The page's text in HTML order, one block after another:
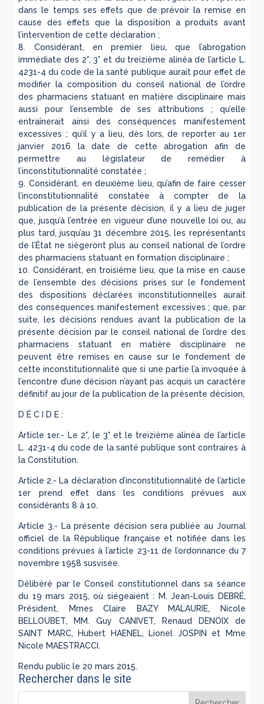
dans le temps ses effets que de prévoir la remise en
cause des effets que la disposition a produits avant
l’intervention de cette déclaration ;
8. Considérant, en premier lieu, que l’abrogation
immédiate des 2°, 3° et du treizième alinéa de l’article L.
4231-4 du code de la santé publique aurait pour effet de
modifier la composition du conseil national de l’ordre
des pharmaciens statuant en matière disciplinaire mais
aussi pour l’ensemble de ses attributions ; qu’elle
entraînerait ainsi des conséquences manifestement
excessives ; qu’il y a lieu, dès lors, de reporter au 1er
janvier 2016 la date de cette abrogation afin de
permettre au législateur de remédier à
l’inconstitutionnalité constatée ;
9. Considérant, en deuxième lieu, qu’afin de faire cesser
l’inconstitutionnalité constatée à compter de la
publication de la présente décision, il y a lieu de juger
que, jusqu’à l’entrée en vigueur d’une nouvelle loi ou, au
plus tard, jusqu’au 31 décembre 2015, les représentants
de l’État ne siègeront plus au conseil national de l’ordre
des pharmaciens statuant en formation disciplinaire ;
10. Considérant, en troisième lieu, que la mise en cause
de l’ensemble des décisions prises sur le fondement
des dispositions déclarées inconstitutionnelles aurait
des conséquences manifestement excessives ; que, par
suite, les décisions rendues avant la publication de la
présente décision par le conseil national de l’ordre des
pharmaciens statuant en matière disciplinaire ne
peuvent être remises en cause sur le fondement de
cette inconstitutionnalité que si une partie l’a invoquée à
l’encontre d’une décision n’ayant pas acquis un caractère
définitif au jour de la publication de la présente décision,
D É C I D E :
Article 1er.- Le 2°, le 3° et le treizième alinéa de l’article
L. 4231-4 du code de la santé publique sont contraires à
la Constitution.
Article 2.- La déclaration d’inconstitutionnalité de l’article
1er prend effet dans les conditions prévues aux
considérants 8 à 10.
Article 3.- La présente décision sera publiée au Journal
officiel de la République française et notifiée dans les
conditions prévues à l’article 23-11 de l’ordonnance du 7
novembre 1958 susvisée.
Délibéré par le Conseil constitutionnel dans sa séance
du 19 mars 2015, où siégeaient : M. Jean-Louis DEBRÉ,
Président, Mmes Claire BAZY MALAURIE, Nicole
BELLOUBET, MM. Guy CANIVET, Renaud DENOIX de
SAINT MARC, Hubert HAENEL, Lionel JOSPIN et Mme
Nicole MAESTRACCI.
Rendu public le 20 mars 2015.
Rechercher dans le site